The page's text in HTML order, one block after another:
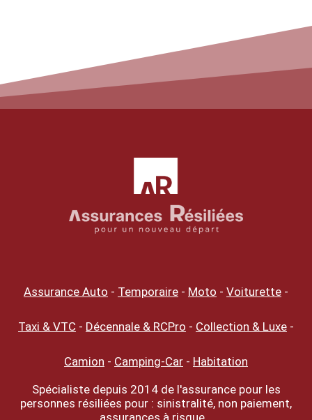
Assurance Auto - Temporaire - Moto - Voiturette -
Taxi & VTC - Décennale & RCPro - Collection & Luxe -
Camion - Camping-Car - Habitation
Spécialiste depuis 2014 de l'assurance pour les
personnes résiliées pour : sinistralité, non paiement,
assurances à risque...